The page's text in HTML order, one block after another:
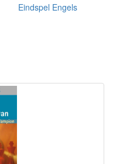
Eindspel Engels